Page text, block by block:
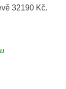
32190 Kč.